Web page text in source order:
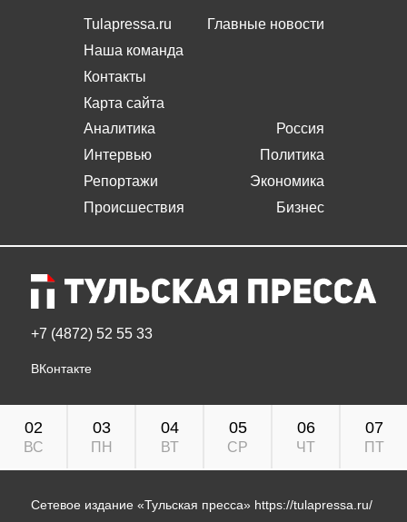
Tulapressa.ru
Наша команда
Контакты
Карта сайта
Главные новости
Аналитика
Интервью
Репортажи
Происшествия
Россия
Политика
Экономика
Бизнес
+7 (4872) 52 55 33
ВКонтакте
02
ВС
03
ПН
04
ВТ
05
СР
06
ЧТ
07
ПТ
Сетевое издание «Тульская пресса» https://tulapressa.ru/